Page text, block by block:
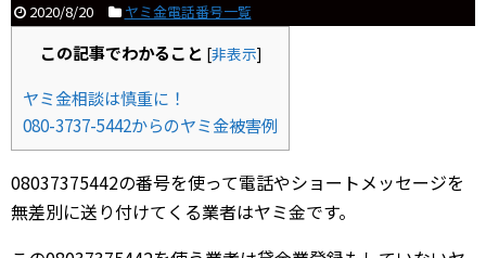
2020/8/20 ヤミ金電話番号一覧
この記事でわかること [非表示]
ヤミ金相談は慎重に！
080-3737-5442からのヤミ金被害例
08037375442の番号を使って電話やショートメッセージを
無差別に送り付けてくる業者はヤミ金です。